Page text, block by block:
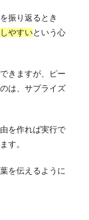
振り返るとき
やすいという心
きますが、ピー
は、サプライズ
を作れば実行で
す。
を伝えるように